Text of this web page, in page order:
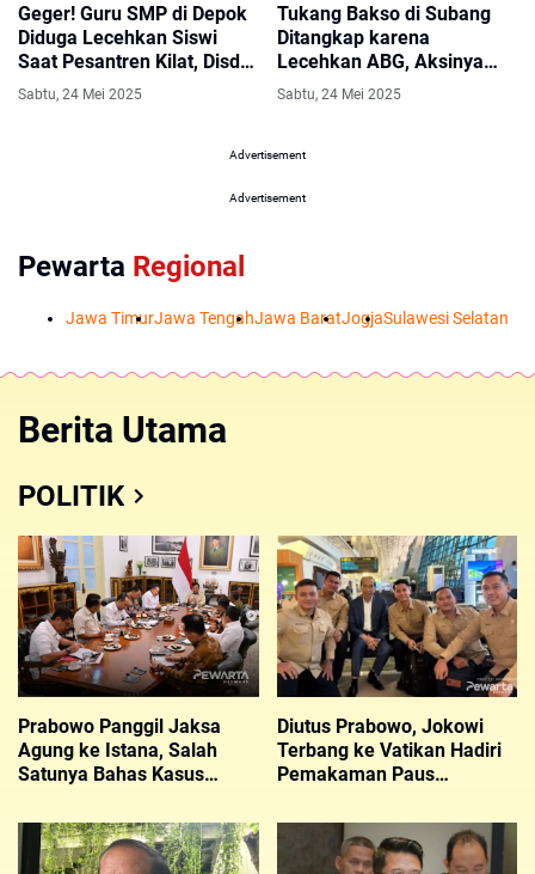
Geger! Guru SMP di Depok
Diduga Lecehkan Siswi
Saat Pesantren Kilat, Disdik
dan Polisi Bertindak
Sabtu, 24 Mei 2025
Tukang Bakso di Subang
Ditangkap karena
Lecehkan ABG, Aksinya
Viral Gegerkan Warganet
Sabtu, 24 Mei 2025
Advertisement
Advertisement
Pewarta Regional
Jawa TimurJawa TengahJawa BaratJogjaSulawesi Selatan
Berita Utama
POLITIK
Prabowo Panggil Jaksa
Agung ke Istana, Salah
Satunya Bahas Kasus
Diutus Prabowo, Jokowi
Terbang ke Vatikan Hadiri
Pemakaman Paus